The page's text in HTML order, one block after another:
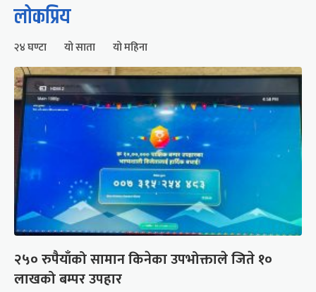
लोकप्रिय
२४ घण्टा यो साता यो महिना
२५० रुपैयाँको सामान किनेका उपभोक्ताले जिते १०
लाखको बम्पर उपहार